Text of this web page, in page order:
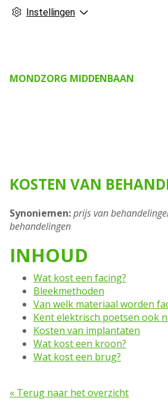
Instellingen
MONDZORG MIDDENBAAN
KOSTEN VAN
Synoniemen:prijs van
behandelingen
INHOUD
Wat kost een facing?
Bleekmethoden
Van welk materiaal worden
Kent elektrisch poetsen ook
Kosten van implantaten
Wat kost een kroon?
Wat kost een brug?
« Terug naar het overzicht